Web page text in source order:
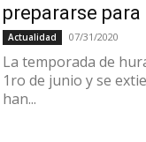
prepararse
Actualidad 07/31/2020
La temporada de
1ro de junio y se
han...